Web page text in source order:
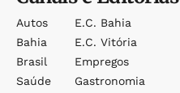
Autos
Bahia
Brasil
Saúde
E.c. Bahia
E.c. Vitória
Empregos
Gastronomia